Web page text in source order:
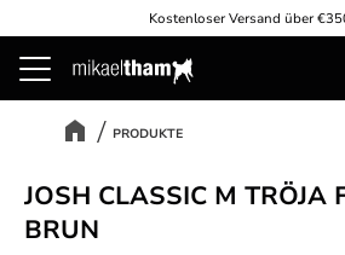
Menü
Kostenloser Versand über
PRODUKTE
JOSH CLASSIC M TRÖJA
BRUN